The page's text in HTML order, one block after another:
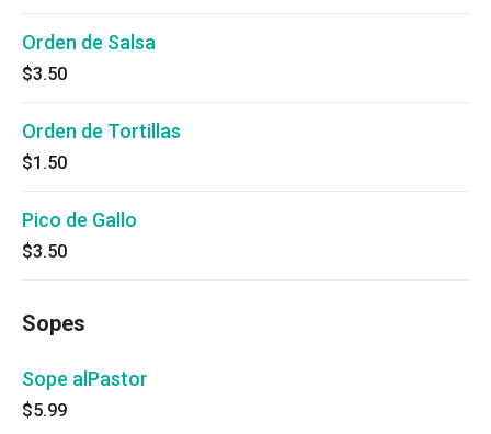
Orden de Salsa
$3.50
Orden de Tortillas
$1.50
Pico de Gallo
$3.50
Sopes
Sope alPastor
$5.99